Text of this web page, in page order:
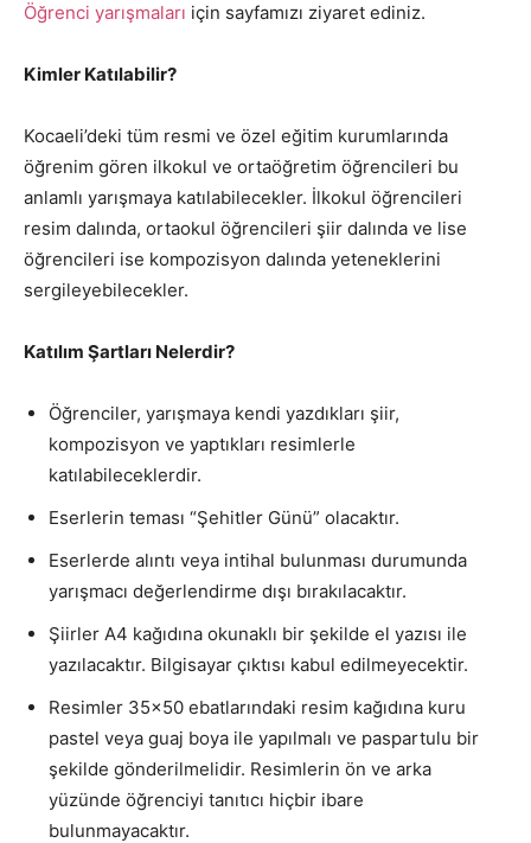
Öğrenci yarışmaları için sayfamızı ziyaret ediniz.
Kimler Katılabilir?
Kocaeli’deki tüm resmi ve özel eğitim kurumlarında
öğrenim gören ilkokul ve ortaöğretim öğrencileri bu
anlamlı yarışmaya katılabilecekler. İlkokul öğrencileri
resim dalında, ortaokul öğrencileri şiir dalında ve lise
öğrencileri ise kompozisyon dalında yeteneklerini
sergileyebilecekler.
Katılım Şartları Nelerdir?
Öğrenciler, yarışmaya kendi yazdıkları şiir,
kompozisyon ve yaptıkları resimlerle
katılabileceklerdir.
Eserlerin teması “Şehitler Günü” olacaktır.
Eserlerde alıntı veya intihal bulunması durumunda
yarışmacı değerlendirme dışı bırakılacaktır.
Şiirler A4 kağıdına okunaklı bir şekilde el yazısı ile
yazılacaktır. Bilgisayar çıktısı kabul edilmeyecektir.
Resimler 35×50 ebatlarındaki resim kağıdına kuru
pastel veya guaj boya ile yapılmalı ve paspartulu bir
şekilde gönderilmelidir. Resimlerin ön ve arka
yüzünde öğrenciyi tanıtıcı hiçbir ibare
bulunmayacaktır.